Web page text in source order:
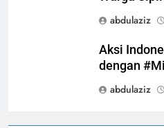
abdulaziz
Aksi
dengan
abdulaziz